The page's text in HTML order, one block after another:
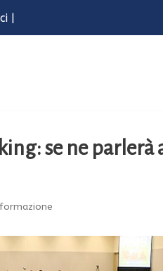
|
se ne